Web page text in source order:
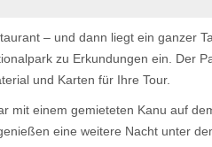
– und dann liegt ein ganzer
zu Erkundungen ein. Der
und Karten für Ihre Tour.
mit einem gemieteten Kanu auf
eine weitere Nacht unter